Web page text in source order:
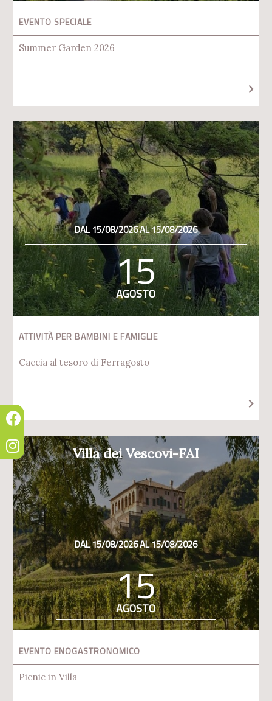
EVENTO SPECIALE
Summer Garden 2026
DAL 15/08/2026 AL 15/08/2026
15
AGOSTO
ATTIVITÀ PER BAMBINI E FAMIGLIE
Caccia al tesoro di Ferragosto
Villa dei Vescovi-FAI
DAL 15/08/2026 AL 15/08/2026
15
AGOSTO
EVENTO ENOGASTRONOMICO
Picnic in Villa